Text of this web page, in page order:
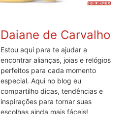
Daiane de Carvalho
Estou aqui para te ajudar a
encontrar alianças, joias e relógios
perfeitos para cada momento
especial. Aqui no blog eu
compartilho dicas, tendências e
inspirações para tornar suas
escolhas ainda mais fáceis!